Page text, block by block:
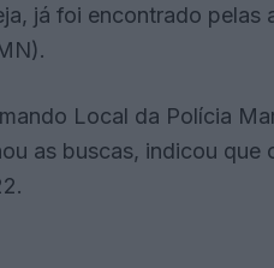
já foi encontrado
Local da Polícia
as buscas, indicou